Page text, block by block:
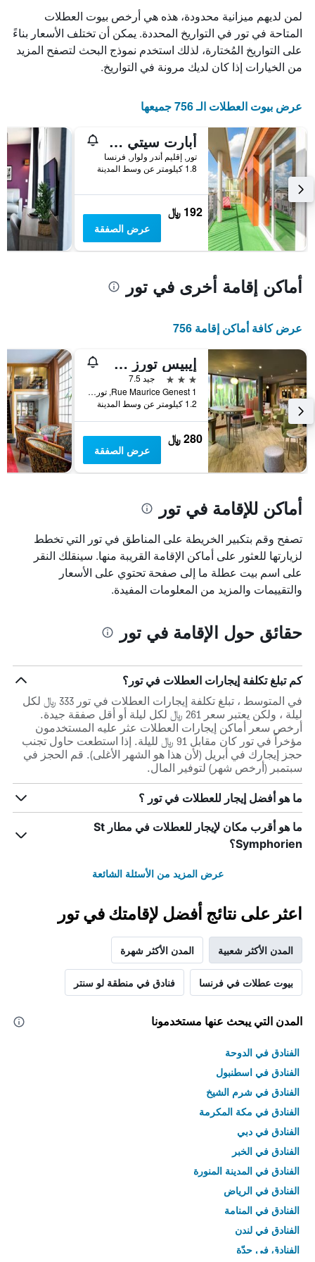
الذي
يعرض
أيام
الأسبوع.
يتضمن
1
Y
الذي
يعرض
متوسط
سعر
غرفة
لمن لديهم ميزانية محدودة، هذه هي أرخص بيوت العطلات
المتاحة في تور في التواريخ المحددة. يمكن أن تختلف الأسعار بناءً
على التواريخ المُختارة، لذلك استخدم نموذج البحث لتصفح المزيد
من الخيارات إذا كان لديك مرونة في التواريخ.
عرض بيوت العطلات الـ 756 جميعها
أبارت سيتي كونفورت تورز
تور, إقليم أندر ولوار, فرنسا
1.8 كيلومتر عن وسط المدينة
192 ﷼
عرض الصفقة
أماكن إقامة أخرى في تور
عرض كافة أماكن إقامة 756
إيبيس تورز سنتر جار
3 نجوم
جيد 7.5
1 Rue Maurice Genest, تور, إقليم أندر ولوار, فرنسا
1.2 كيلومتر عن وسط المدينة
280 ﷼
عرض الصفقة
أماكن للإقامة في تور
تصفح وقم بتكبير الخريطة على المناطق في تور التي تخطط
لزيارتها للعثور على أماكن الإقامة القريبة منها. سينقلك النقر
على اسم بيت عطلة ما إلى صفحة تحتوي على الأسعار
والتقييمات والمزيد من المعلومات المفيدة.
حقائق حول الإقامة في تور
كم تبلغ تكلفة إيجارات العطلات في تور؟
في المتوسط ، تبلغ تكلفة إيجارات العطلات في تور 333 ﷼ لكل
ليلة ، ولكن يعتبر سعر 261 ﷼ لكل ليلة أو أقل صفقة جيدة.
أرخص سعر أماكن إيجارات العطلات عثر عليه المستخدمون
مؤخراً في تور كان مقابل 91 ﷼ لليلة. إذا استطعت حاول تجنب
حجز إيجارك في أبريل (لأن هذا هو الشهر الأغلى). قم الحجز في
سبتمبر (أرخص شهر) لتوفير المال.
ما هو أفضل إيجار للعطلات في تور ؟
ما هو أقرب مكان لإيجار للعطلات في مطار St
Symphorien؟
عرض المزيد من الأسئلة الشائعة
اعثر على نتائج أفضل لإقامتك في تور
المدن الأكثر شعبية المدن الأكثر شهرة
بيوت عطلات في فرنسا فنادق في منطقة لو سنتر
المدن التي يبحث عنها مستخدمونا
الفنادق في الدوحة
الفنادق في اسطنبول
الفنادق في شرم الشيخ
الفنادق في مكة المكرمة
الفنادق في دبي
الفنادق في الخبر
الفنادق في المدينة المنورة
الفنادق في الرياض
الفنادق في المنامة
الفنادق في لندن
الفنادق في جدّة